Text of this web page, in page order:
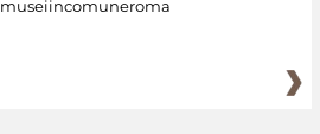
museiincomuneroma